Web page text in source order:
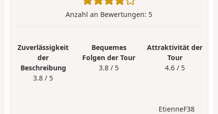
Anzahl an Bewertungen: 5
Zuverlässigkeit
der
Beschreibung
3.8 / 5
Bequemes
Folgen der Tour
3.8 / 5
Attraktivität der
Tour
4.6 / 5
EtienneF38